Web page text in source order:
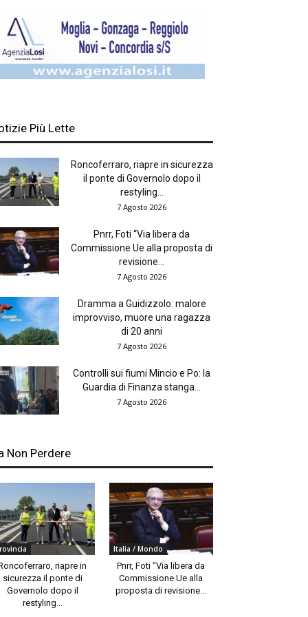
Più Lette
Roncoferraro, riapre in sicurezza
il ponte di Governolo dopo il
restyling...
7 Agosto 2026
Pnrr, Foti “Via libera da
Commissione Ue alla proposta di
revisione...
7 Agosto 2026
Dramma a Guidizzolo: malore
improvviso, muore una ragazza
di 20 anni
7 Agosto 2026
Controlli sui fiumi Mincio e Po: la
Guardia di Finanza stanga...
7 Agosto 2026
Non Perdere
riapre in
sicurezza il ponte di
Governolo dopo il
restyling...
Italia / Mondo
Pnrr, Foti “Via libera da
Commissione Ue alla
proposta di revisione...